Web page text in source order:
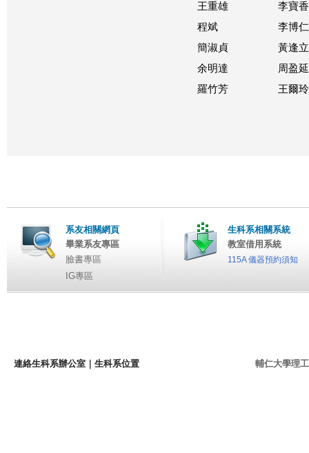
王重雄
李寶香
程斌
李博仁
簡淑貞
黃逢立
余明達
周盈延
羅竹芳
王爾玲
系友相關網頁
畢業系友專區
臉書專區
IG專區
生科系相關系統
教室借用系統
115A 儀器預約須知
連絡生科系辦公室 生科系位置 輔仁大學理